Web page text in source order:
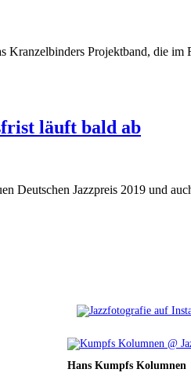
Projektband, die
läuft bald ab
Deutschen Jazzpreis 2019 und
Hans Kumpfs Kolumnen